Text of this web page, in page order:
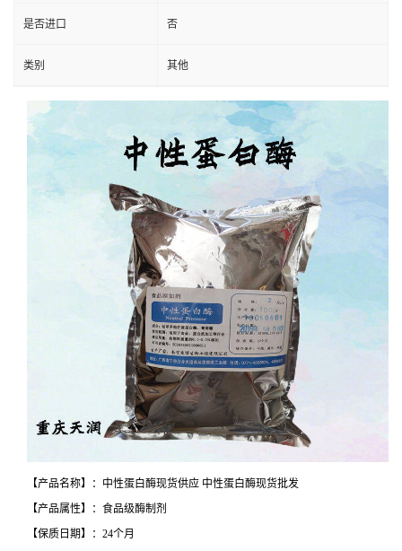
是否进口 否
类别 其他
【产品名称】：中性蛋白酶现货供应 中性蛋白酶现货批发
【产品属性】：食品级酶制剂
【保质日期】：24个月